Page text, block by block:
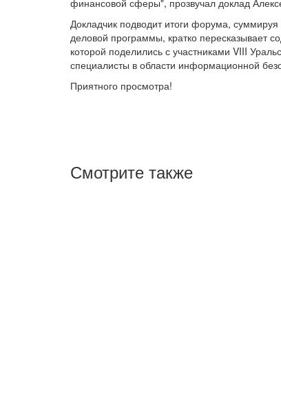
финансовой сферы", прозвучал доклад
Докладчик подводит итоги форума,
деловой программы, кратко пересказывает
которой поделились с участниками VIII
специалисты в области информационной
Приятного просмотра!
Смотрите также